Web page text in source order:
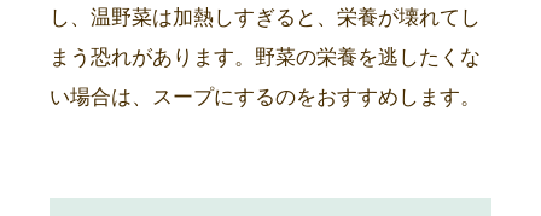
し、温野菜は加熱しすぎると、栄養が壊れてし
まう恐れがあります。野菜の栄養を逃したくな
い場合は、スープにするのをおすすめします。